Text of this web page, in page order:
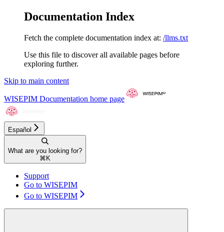
Documentation Index
Fetch the complete documentation index at: /llms.txt
Use this file to discover all available pages before
exploring further.
Skip to main content
WISEPIM Documentation home page
Español
What are you looking for?
⌘ K
Support
Go to WISEPIM
Go to WISEPIM